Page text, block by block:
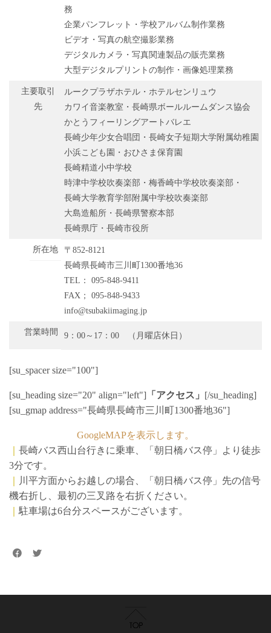
務
企業パンフレット・学校アルバム制作業務
ビデオ・写真の航空撮影業務
デジタルカメラ・写真関連製品の販売業務
大型デジタルプリントの制作・画像処理業務
主要取引
先
ルークプラザホテル・ホテルセンリュウ
カワイ音楽教室・長崎県ボールルームダンス協会
かとうフィーリングアートバレエ
長崎少年少女合唱団・長崎女子短期大学附属幼稚園
小浜こども園・おひさま保育園
長崎精道小中学校
時津中学校吹奏楽部・梅香崎中学校吹奏楽部・
長崎大学教育学部附属中学校吹奏楽部
大島造船所・長崎県警察本部
長崎県庁・長崎市役所
所在地
〒852-8121
長崎県長崎市三川町1300番地36
TEL： 095-848-9411
FAX； 095-848-9433
info@tsubakiimaging.jp
営業時間 9：00～17：00 （月曜店休日）
[su_spacer size="100"]
[su_heading size="20" align="left"] 「アクセス」 [/su_heading]
[su_gmap address="長崎県長崎市三川町1300番地36"]
GoogleMAPを表示します。
長崎バス西山台行きに乗車、「朝日橋バス停」より徒歩
3分です。
川平方面からお越しの場合、「朝日橋バス停」先の信号
機右折し、最初の三叉路を右折ください。
駐車場は6台分スペースがございます。